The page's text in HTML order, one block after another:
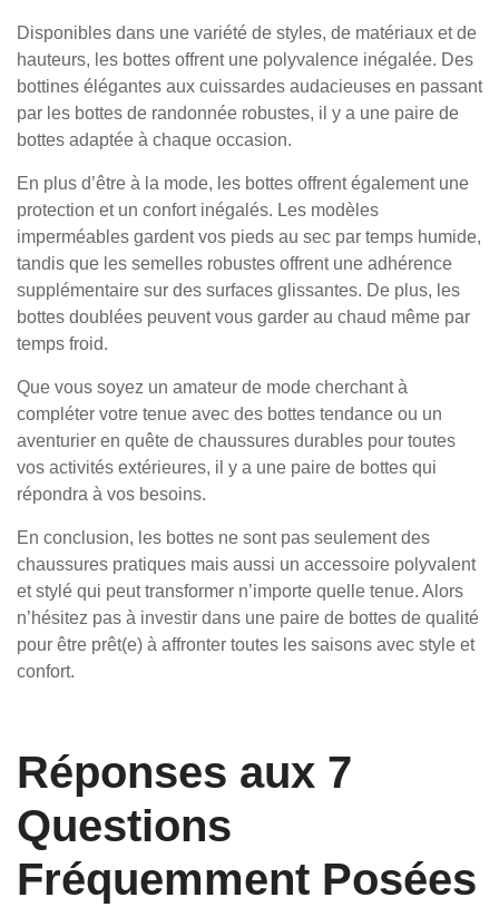
Disponibles dans une variété de styles, de matériaux et de
hauteurs, les bottes offrent une polyvalence inégalée. Des
bottines élégantes aux cuissardes audacieuses en passant
par les bottes de randonnée robustes, il y a une paire de
bottes adaptée à chaque occasion.
En plus d’être à la mode, les bottes offrent également une
protection et un confort inégalés. Les modèles
imperméables gardent vos pieds au sec par temps humide,
tandis que les semelles robustes offrent une adhérence
supplémentaire sur des surfaces glissantes. De plus, les
bottes doublées peuvent vous garder au chaud même par
temps froid.
Que vous soyez un amateur de mode cherchant à
compléter votre tenue avec des bottes tendance ou un
aventurier en quête de chaussures durables pour toutes
vos activités extérieures, il y a une paire de bottes qui
répondra à vos besoins.
En conclusion, les bottes ne sont pas seulement des
chaussures pratiques mais aussi un accessoire polyvalent
et stylé qui peut transformer n’importe quelle tenue. Alors
n’hésitez pas à investir dans une paire de bottes de qualité
pour être prêt(e) à affronter toutes les saisons avec style et
confort.
Réponses aux 7
Questions
Fréquemment Posées